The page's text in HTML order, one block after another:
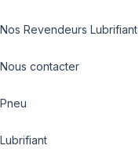
Nos Revendeurs Lubrifiant
Nous contacter
Pneu
Lubrifiant